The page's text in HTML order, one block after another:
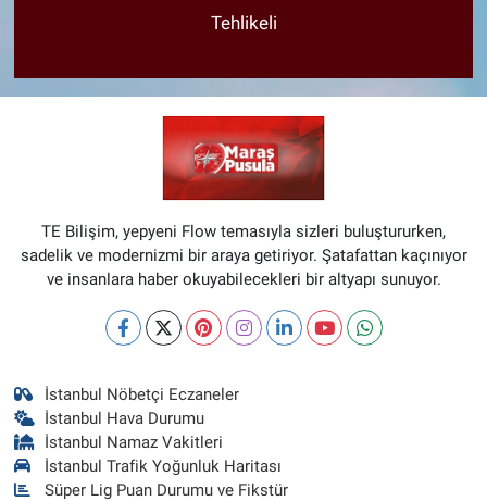
Tehlikeli
TE Bilişim, yepyeni Flow temasıyla sizleri buluştururken,
sadelik ve modernizmi bir araya getiriyor. Şatafattan kaçınıyor
ve insanlara haber okuyabilecekleri bir altyapı sunuyor.
İstanbul Nöbetçi Eczaneler
İstanbul Hava Durumu
İstanbul Namaz Vakitleri
İstanbul Trafik Yoğunluk Haritası
Süper Lig Puan Durumu ve Fikstür